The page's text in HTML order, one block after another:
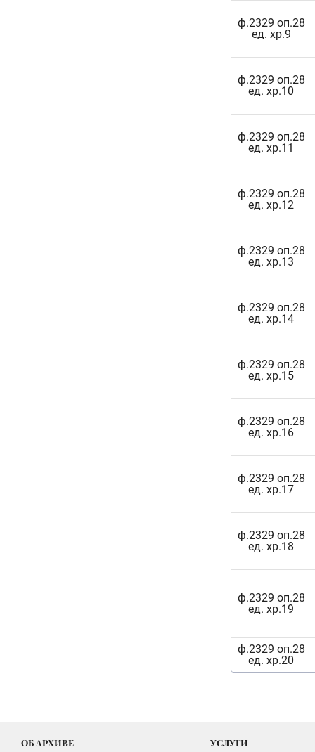
ф.2329 оп.28
ед. хр.9
ф.2329 оп.28
ед. хр.10
ф.2329 оп.28
ед. хр.11
ф.2329 оп.28
ед. хр.12
ф.2329 оп.28
ед. хр.13
ф.2329 оп.28
ед. хр.14
ф.2329 оп.28
ед. хр.15
ф.2329 оп.28
ед. хр.16
ф.2329 оп.28
ед. хр.17
ф.2329 оп.28
ед. хр.18
ф.2329 оп.28
ед. хр.19
ф.2329 оп.28
ед. хр.20
ОБ АРХИВЕ УСЛУГИ